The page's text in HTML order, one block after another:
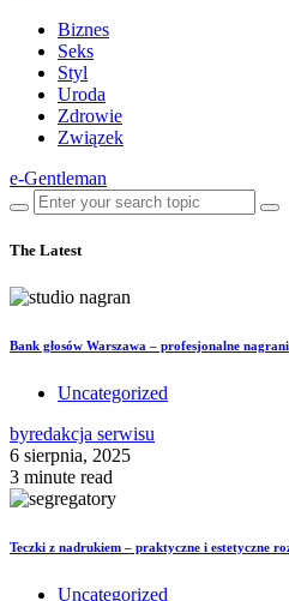
Biznes
Seks
Styl
Uroda
Zdrowie
Związek
e-Gentleman
The Latest
Bank głosów Warszawa – profesjonalne
Uncategorized
byredakcja serwisu
6 sierpnia, 2025
3 minute read
Teczki z nadrukiem – praktyczne i estetyczne
Uncategorized